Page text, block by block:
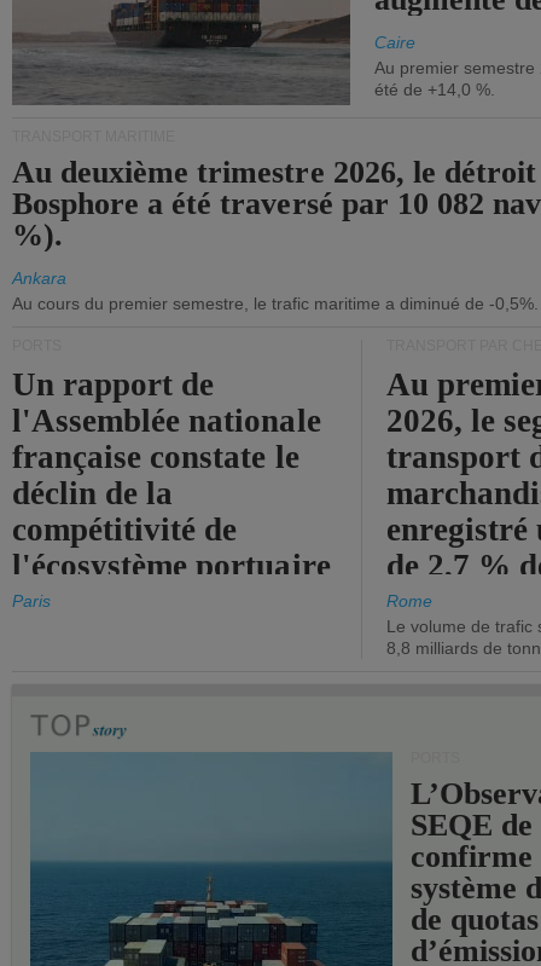
Caire
Au premier
été de +14,0 %.
Au deuxième trimestre 2026, le
Bosphore a été traversé par 10 082
%).
Ankara
Au cours du premier semestre, le trafic maritime a diminué de -0,5%.
Un rapport de
l'Assemblée nationale
française constate le
déclin de la
compétitivité de
l'écosystème portuaire
de l'État.
Paris
Au
2026, le
transport
enregistré
de 2,7 %
chiffre
Rome
Le volume de trafic
8,8 milliards de
SEQE de
confirme
système
de quotas